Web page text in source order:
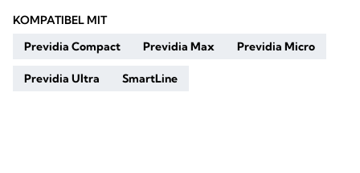
KOMPATIBEL MIT
Previdia Compact
Previdia Max Previdia Micro
Previdia Ultra SmartLine